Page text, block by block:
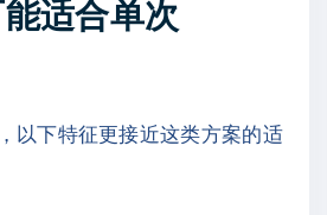
适合单次
以下特征更接近这类方案的适